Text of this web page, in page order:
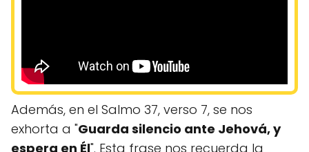
Además, en el Salmo 37, verso 7, se nos
exhorta a "Guarda silencio ante Jehová, y
espera en Él". Esta frase nos recuerda la